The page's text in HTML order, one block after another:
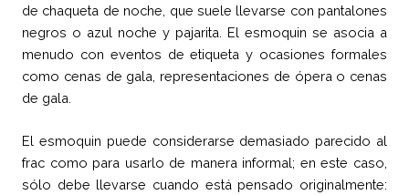
de chaqueta de noche, que suele llevarse con pantalones
negros o azul noche y pajarita. El esmoquin se asocia a
menudo con eventos de etiqueta y ocasiones formales
como cenas de gala, representaciones de ópera o cenas
de gala.
El esmoquin puede considerarse demasiado parecido al
frac como para usarlo de manera informal; en este caso,
sólo debe llevarse cuando está pensado originalmente: